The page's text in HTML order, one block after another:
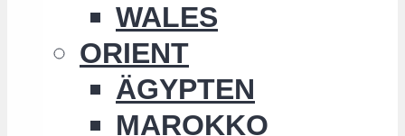
WALES
ORIENT
ÄGYPTEN
MAROKKO